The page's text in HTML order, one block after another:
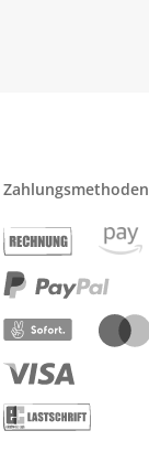
Zahlungsmethoden